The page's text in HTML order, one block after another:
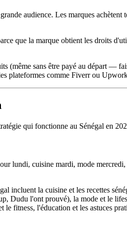
audience. Les marques
que la marque obtient les droits
(même sans être payé au départ —
plateformes comme Fiverr ou
qui fonctionne au Sénégal en
lundi, cuisine mardi, mode
incluent la cuisine et les recettes
Dudu l'ont prouvé), la mode et le
fitness, l'éducation et les astuces